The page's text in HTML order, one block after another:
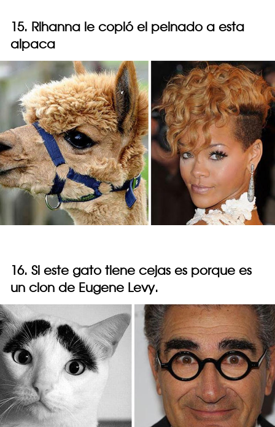
15. Rihanna le copió el peinado a esta
alpaca
16. Si este gato tiene cejas es porque es
un clon de Eugene Levy.